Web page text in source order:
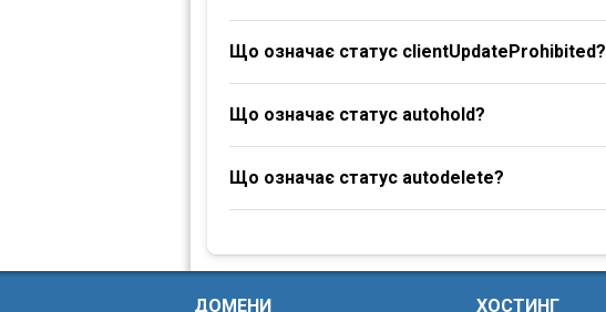
Що означає статус clientUpdateProhibited?
Що означає статус autohold?
Що означає статус autodelete?
ДОМЕНИ ХОСТИНГ